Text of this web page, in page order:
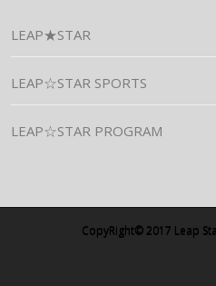
LEAP★STAR
LEAP☆STAR SPORTS
LEAP☆STAR PROGRAM
CopyRight© 2017 Leap